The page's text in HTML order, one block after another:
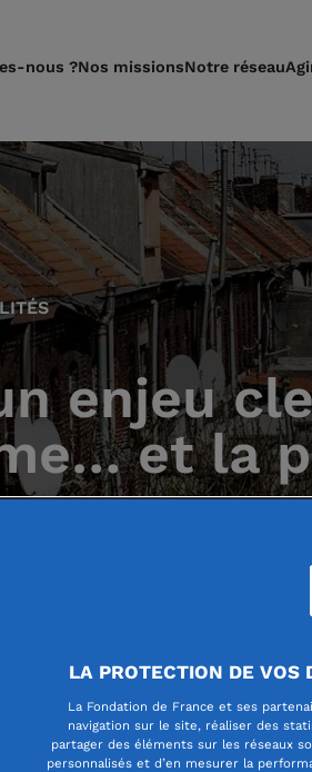
nous ?Nos missionsNotre réseau
enjeu
et la
énergétique,
grandes difficultés…
concernés par le «
l’habitat, un
LA PROTECTION DE VOS
La Fondation de France et ses
navigation sur le site, réaliser des
partager des éléments sur les réseaux
personnalisés et d’en mesurer la